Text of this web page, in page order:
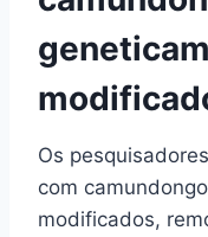
Os
com
modificados,